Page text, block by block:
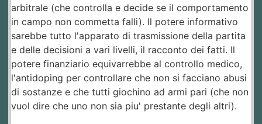
arbitrale (che controlla e decide se il comportamento
in campo non commetta falli). Il potere informativo
sarebbe tutto l'apparato di trasmissione della partita
e delle decisioni a vari livelli, il racconto dei fatti. Il
potere finanziario equivarrebbe al controllo medico,
l'antidoping per controllare che non si facciano abusi
di sostanze e che tutti giochino ad armi pari (che non
vuol dire che uno non sia piu' prestante degli altri).